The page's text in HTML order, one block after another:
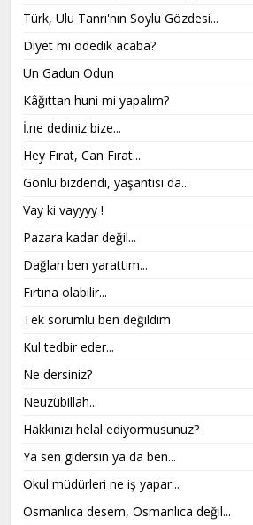
Türk, Ulu Tanrı'nın Soylu Gözdesi...
Diyet mi ödedik acaba?
Un Gadun Odun
Kâğıttan huni mi yapalım?
İ.ne dediniz bize...
Hey Fırat, Can Fırat...
Gönlü bizdendi, yaşantısı da...
Vay ki vayyyy !
Pazara kadar değil...
Dağları ben yarattım...
Fırtına olabilir...
Tek sorumlu ben değildim
Kul tedbir eder...
Ne dersiniz?
Neuzübillah...
Hakkınızı helal ediyormusunuz?
Ya sen gidersin ya da ben...
Okul müdürleri ne iş yapar...
Osmanlıca desem, Osmanlıca değil...